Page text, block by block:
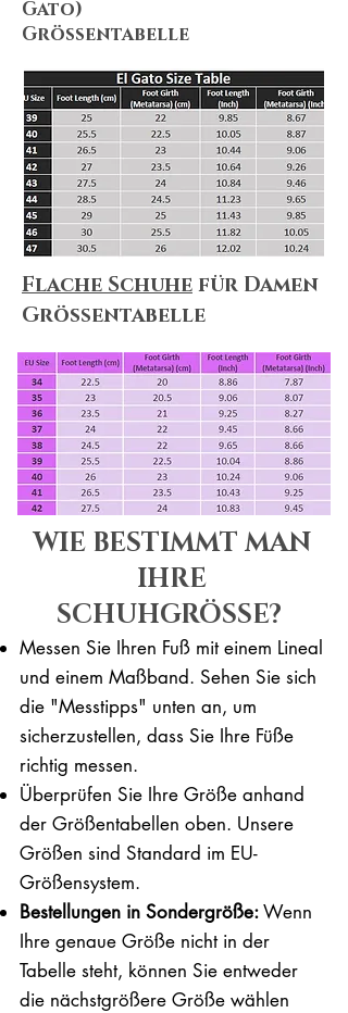
Gato)
Größentabelle
Flache Schuhe für Damen
Größentabelle
WIE BESTIMMT MAN
IHRE
SCHUHGRÖSSE?
Messen Sie Ihren Fuß mit einem Lineal
und einem Maßband. Sehen Sie sich
die "Messtipps" unten an, um
sicherzustellen, dass Sie Ihre Füße
richtig messen. ​​
Überprüfen Sie Ihre Größe anhand
der Größentabellen oben. Unsere
Größen sind Standard im EU-
Größensystem.
Bestellungen in Sondergröße:Wenn
Ihre genaue Größe nicht in der
Tabelle steht, können Sie entweder
die nächstgrößere Größe wählen